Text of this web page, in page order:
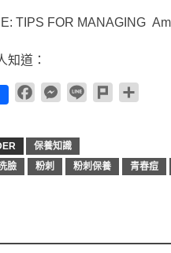
TIPS FOR MANAGING
知道：
FacebookMessenger
Line Plurk
保養知識
臉 粉刺 粉刺保養 青春痘